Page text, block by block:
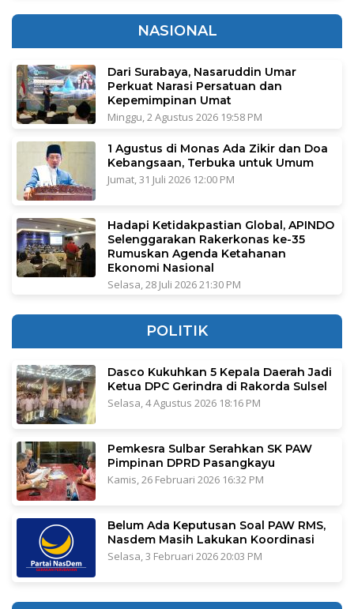
NASIONAL
Dari Surabaya, Nasaruddin Umar
Perkuat Narasi Persatuan dan
Kepemimpinan Umat
Minggu, 2 Agustus 2026 19:58 PM
1 Agustus di Monas Ada Zikir dan Doa
Kebangsaan, Terbuka untuk Umum
Jumat, 31 Juli 2026 12:00 PM
Hadapi Ketidakpastian Global, APINDO
Selenggarakan Rakerkonas ke-35
Rumuskan Agenda Ketahanan
Ekonomi Nasional
Selasa, 28 Juli 2026 21:30 PM
POLITIK
Dasco Kukuhkan 5 Kepala Daerah Jadi
Ketua DPC Gerindra di Rakorda Sulsel
Selasa, 4 Agustus 2026 18:16 PM
Pemkesra Sulbar Serahkan SK PAW
Pimpinan DPRD Pasangkayu
Kamis, 26 Februari 2026 16:32 PM
Belum Ada Keputusan Soal PAW RMS,
Nasdem Masih Lakukan Koordinasi
Selasa, 3 Februari 2026 20:03 PM